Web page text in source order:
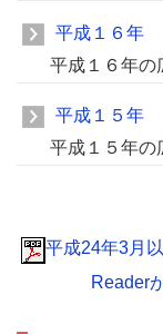
平成１６年
平成１６年の
平成１５年
平成１５年の
平成24年3月
Reader